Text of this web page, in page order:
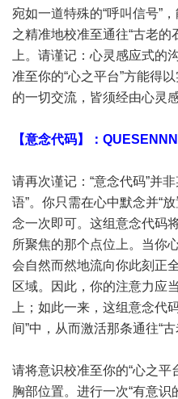
宛如一道特殊的“呼叫信号”
之精准地校准至通往“古老的
上。请谨记：心灵感应式的
准至你的“心之平台”方能得
的一切交流，皆须经由心灵
【意念代码】：
请再次谨记：“意念代码”并
语”。你只需在心中默念并“
念一次即可。这组意念代码
所聚焦的那个点位上。当你
会自然而然地流向你此刻正
区域。因此，你的注意力应
上；如此一来，这组意念代
间”中，从而激活那条通往“
请将意识校准至你的“心之平
胸部位置。进行一次“有意